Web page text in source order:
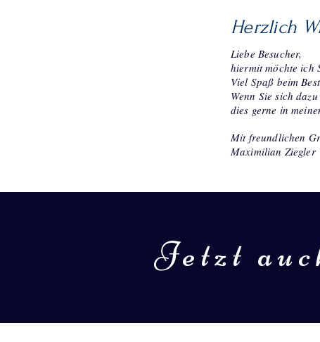
Herzlich
Liebe Besucher,
hiermit möchte ich
Viel Spaß beim
Wenn Sie sich
dies gerne in
Mit freundlichen
Maximilian Ziegler
Jetzt